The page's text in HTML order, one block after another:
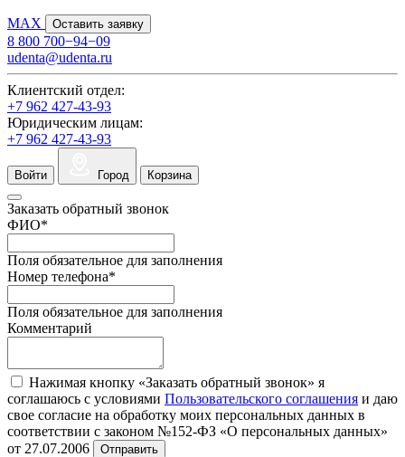
MAX Оставить заявку
8 800 700−94−09
udenta@udenta.ru
Клиентский отдел:
+7 962 427-43-93
Юридическим лицам:
+7 962 427-43-93
Войти Город Корзина
Заказать обратный звонок
ФИО*
Поля обязательное для заполнения
Номер телефона*
Поля обязательное для заполнения
Комментарий
Нажимая кнопку «Заказать обратный звонок» я
соглашаюсь с условиями Пользовательского соглашения и даю
свое согласие на обработку моих персональных данных в
соответствии с законом №152-ФЗ «О персональных данных»
от 27.07.2006
Отправить